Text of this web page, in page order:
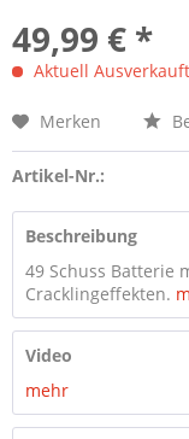
49,99 € *
Aktuell Ausverkauft
Merken
Artikel-Nr.:
Beschreibung
49 Schuss Batterie
Cracklingeffekten.
Video
mehr